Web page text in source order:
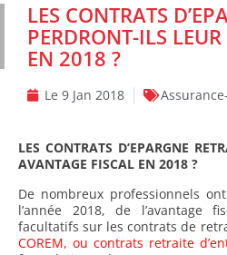
LES CONTRATS
PERDRONT-ILS
EN 2018 ?
Le 9 Jan 2018
LES CONTRATS D’EPARGNE
AVANTAGE FISCAL EN 2018 ?
De nombreux professionnels
l’année 2018, de l’avantage
facultatifs sur les contrats de
COREM, ou contrats retraite